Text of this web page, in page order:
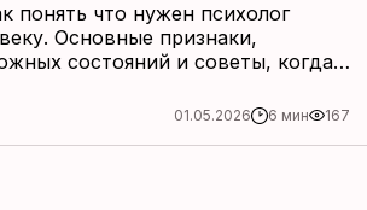
понять что нужен психолог
Основные признаки,
состояний и советы, когда
к специалисту для улучшения
01.05.2026 6 мин 167